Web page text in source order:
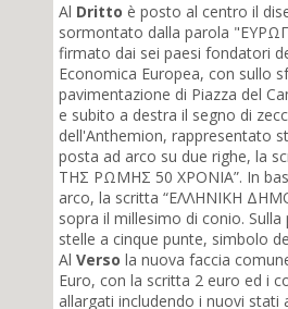
Al Dritto è posto al centro il
sormontato dalla parola
firmato dai sei paesi fondatori
Economica Europea, con sullo
pavimentazione di Piazza del
e subito a destra il segno di
dell'Anthemion, rappresentato
posta ad arco su due righe, la
ΤΗΣ ΡΩΜΗΣ 50 ΧΡΟΝΙΑ”. In
arco, la scritta “ΕΛΛΗΝΙΚΗ
sopra il millesimo di conio.
stelle a cinque punte, simbolo
Al Verso la nuova faccia
Euro, con la scritta 2 euro ed i
allargati includendo i nuovi stati